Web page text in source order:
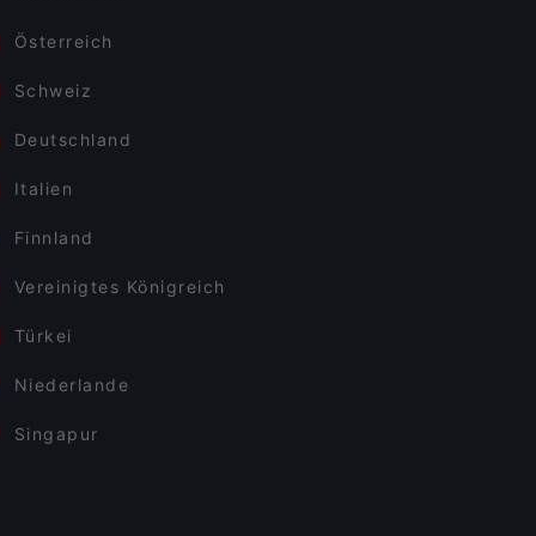
Österreich
Schweiz
Deutschland
Italien
Finnland
Vereinigtes Königreich
Türkei
Niederlande
Singapur